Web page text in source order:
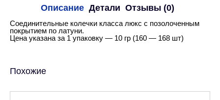
168
шт)
(золото)
Описание Детали Отзывы (0)
Соединительные колечки класса люкс с позолоченным
покрытием по латуни.
Цена указана за 1 упаковку — 10 гр (160 — 168 шт)
Похожие